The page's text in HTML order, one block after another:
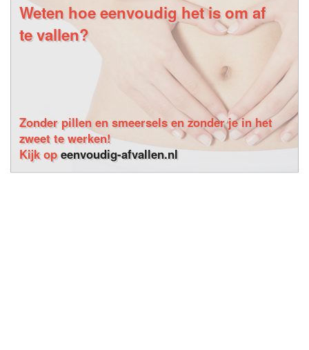
Weten hoe eenvoudig het is om af
te vallen?
Zonder pillen en smeersels en zonder je in het
zweet te werken!
Kijk opeenvoudig-afvallen.nl